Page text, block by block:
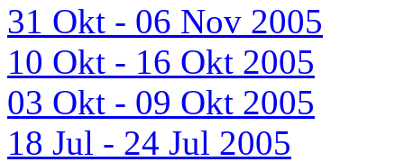
31 Okt - 06 Nov 2005
10 Okt - 16 Okt 2005
03 Okt - 09 Okt 2005
18 Jul - 24 Jul 2005